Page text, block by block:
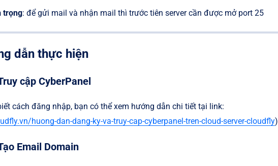
trọng: để gửi mail và nhận mail thì trước tiên server cần được mở port 25
dẫn thực hiện
cập CyberPanel
cách đăng nhập, bạn có thể xem hướng dẫn chi tiết tại link:
huong-dan-dang-ky-va-truy-cap-cyberpanel-tren-cloud-server-cloudfly)
Email Domain